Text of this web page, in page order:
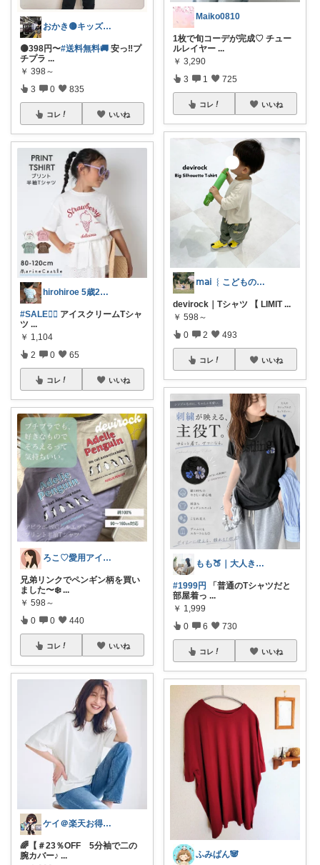
おかき🟡キッズ、子供服、暑さ対策
🟡398円〜#送料無料🚚 安っ‼️プ
チプラ ...
￥ 398～
3 0 835
コレ いいね
hirohiroe 5歳2歳👦👧
#SALE❤️‍🔥 アイスクリームTシャ
ツ ...
￥ 1,104
2 0 65
コレ いいね
ろこ♡愛用アイテム❤️
兄弟リンクでペンギン柄を買い
ました〜❄️...
￥ 598～
0 0 440
コレ いいね
ケイ＠楽天お得生活
🌈【＃23％OFF 5分袖で二の
腕カバー♪ ...
Maiko0810
1枚で旬コーデが完成♡ チュー
ルレイヤー ...
￥ 3,290
3 1 725
コレ いいね
𝗆𝖺𝗂 ︴こどものいる暮らし
devirock｜Tシャツ 【 LIMIT ...
￥ 598～
0 2 493
コレ いいね
もも🍑｜大人きれいめファッション
#1999円
「普通のTシャツだと
部屋着っ ...
￥ 1,999
0 6 730
コレ いいね
ふみぱん🐼